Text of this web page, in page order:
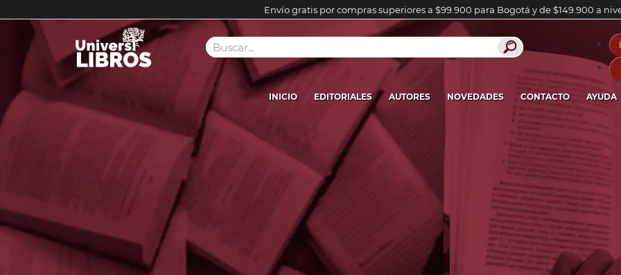
Envío gratis por compras superiores a $99.900 para Bogotá y de $149.900 a
INICIO EDITORIALES AUTORES NOVEDADES CONTACTO AYUDA